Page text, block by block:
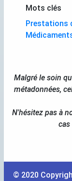
Mots clés
Prestations
Malgré le soin
métadonnées,
N'hésitez pas à
cas
© 2020